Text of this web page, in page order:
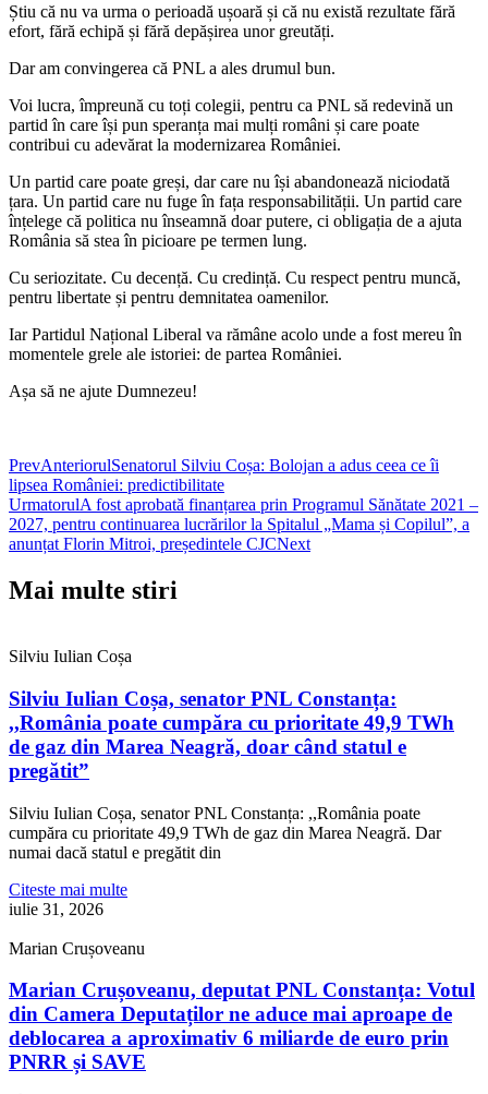
Știu că nu va urma o perioadă ușoară și că nu există rezultate fără
efort, fără echipă și fără depășirea unor greutăți.
Dar am convingerea că PNL a ales drumul bun.
Voi lucra, împreună cu toți colegii, pentru ca PNL să redevină un
partid în care își pun speranța mai mulți români și care poate
contribui cu adevărat la modernizarea României.
Un partid care poate greși, dar care nu își abandonează niciodată
țara. Un partid care nu fuge în fața responsabilității. Un partid care
înțelege că politica nu înseamnă doar putere, ci obligația de a ajuta
România să stea în picioare pe termen lung.
Cu seriozitate. Cu decență. Cu credință. Cu respect pentru muncă,
pentru libertate și pentru demnitatea oamenilor.
Iar Partidul Național Liberal va rămâne acolo unde a fost mereu în
momentele grele ale istoriei: de partea României.
Așa să ne ajute Dumnezeu!
PrevAnteriorulSenatorul Silviu Coșa: Bolojan a adus ceea ce îi
lipsea României: predictibilitate
UrmatorulA fost aprobată finanțarea prin Programul Sănătate 2021 –
2027, pentru continuarea lucrărilor la Spitalul „Mama și Copilul”, a
anunțat Florin Mitroi, președintele CJCNext
Mai multe stiri
Silviu Iulian Coșa
Silviu Iulian Coșa, senator PNL Constanța:
,,România poate cumpăra cu prioritate 49,9 TWh
de gaz din Marea Neagră, doar când statul e
pregătit”
Silviu Iulian Coșa, senator PNL Constanța: ,,România poate
cumpăra cu prioritate 49,9 TWh de gaz din Marea Neagră. Dar
numai dacă statul e pregătit din
Citeste mai multe
iulie 31, 2026
Marian Crușoveanu
Marian Crușoveanu, deputat PNL Constanța: Votul
din Camera Deputaților ne aduce mai aproape de
deblocarea a aproximativ 6 miliarde de euro prin
PNRR și SAVE